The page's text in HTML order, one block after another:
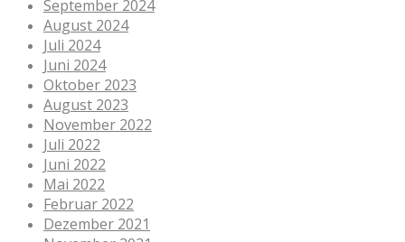
September 2024
August 2024
Juli 2024
Juni 2024
Oktober 2023
August 2023
November 2022
Juli 2022
Juni 2022
Mai 2022
Februar 2022
Dezember 2021